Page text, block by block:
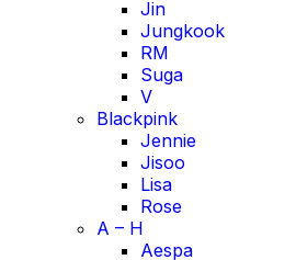
Jin
Jungkook
RM
Suga
V
Blackpink
Jennie
Jisoo
Lisa
Rose
A – H
Aespa